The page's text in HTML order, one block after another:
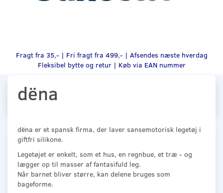
Fragt fra 35,- | Fri fragt fra 499,- | Afsendes næste hverdag
Fleksibel bytte og retur | Køb via EAN nummer
dëna
dëna er et spansk firma, der laver sansemotorisk legetøj i
giftfri silikone.
Legetøjet er enkelt, som et hus, en regnbue, et træ - og
lægger op til masser af fantasifuld leg.
Når barnet bliver større, kan delene bruges som
bageforme.